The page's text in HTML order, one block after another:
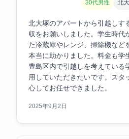
30代男性 北
北大塚のアパートから引越しす
収をお願いしました。学生時代
た冷蔵庫やレンジ、掃除機など
本当に助かりました。料金も学
豊島区内で引越しを考えている
用していただきたいです。スタ
心してお任せできました。
2025年9月2日